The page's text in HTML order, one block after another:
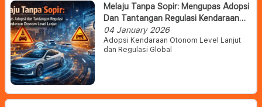
Melaju Tanpa Sopir: Mengupas Adopsi
Dan Tantangan Regulasi Kendaraan
Otonom Level Lanjut
04 January 2026
Adopsi Kendaraan Otonom Level Lanjut
dan Regulasi Global